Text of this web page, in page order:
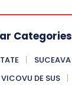
Categories
SUCEAVA
VICOVU DE SUS